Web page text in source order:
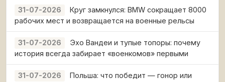
31-07-2026
Круг замкнулся: BMW сокращает 8000
рабочих мест и возвращается на военные рельсы
31-07-2026
Эхо Вандеи и тупые топоры: почему
история всегда забирает «военкомов» первыми
31-07-2026
Польша: что победит — гонор или